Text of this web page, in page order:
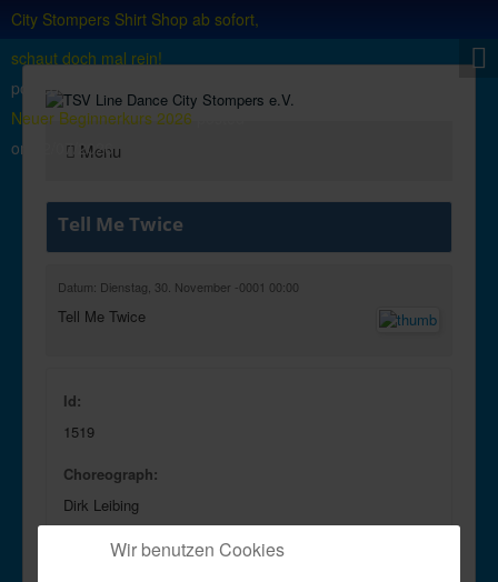
City Stompers Shirt Shop ab sofort,
schaut doch mal rein!
posted on
Neuer Beginnerkurs 2026
on
02/07/2026
Menu
Tell Me Twice
Datum: Dienstag, 30. November -0001 00:00
Tell Me Twice
Id:
1519
Choreograph:
Dirk Leibing
Wir benutzen Cookies